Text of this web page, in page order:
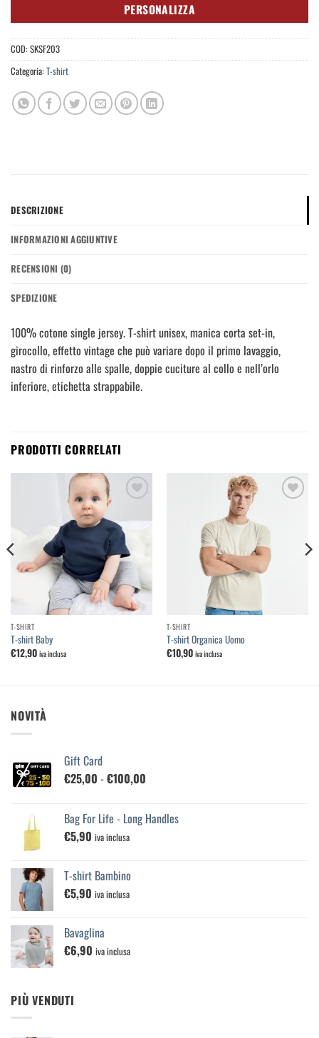
PERSONALIZZA
COD: SKSF203
Categoria: T-shirt
DESCRIZIONE
INFORMAZIONI AGGIUNTIVE
RECENSIONI (0)
SPEDIZIONE
100% cotone single jersey. T-shirt unisex, manica corta set-in,
girocollo, effetto vintage che può variare dopo il primo lavaggio,
nastro di rinforzo alle spalle, doppie cuciture al collo e nell’orlo
inferiore, etichetta strappabile.
PRODOTTI CORRELATI
alla
lista dei
desideri
T-SHIRT
T-shirt Baby
€12,90 iva inclusa
T-SHIRT
T-shirt Organica Uomo
€10,90 iva inclusa
NOVITÀ
Gift Card
€25,00 -€100,00
da
Bag For Life - Long Handles
€5,90 iva inclusa
T-shirt Bambino
€5,90 iva inclusa
Bavaglina
€6,90 iva inclusa
PIÙ VENDUTI